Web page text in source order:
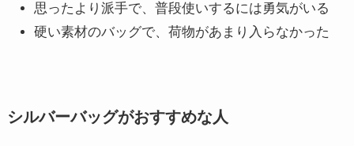
思ったより派手で、普段使いするには勇気がいる
硬い素材のバッグで、荷物があまり入らなかった
シルバーバッグがおすすめな人